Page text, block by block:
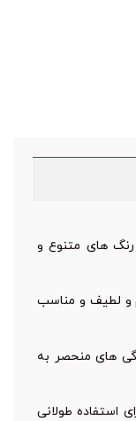
های متنوع و
و لطیف و مناسب
های منحصر به
استفاده طولانی